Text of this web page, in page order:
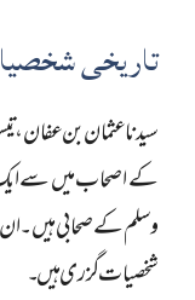
تاریخی
سیدنا عثمان بن عفان،
کے اصحاب میں سے ایک
وسلم کے صحابی ہیں۔ ان
شخصیات گزری ہیں ۔